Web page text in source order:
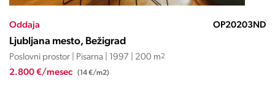
Oddaja OP20203ND
Ljubljana mesto, Bežigrad
Poslovni prostor | Pisarna | 1997 | 200 m2
2.800 €/mesec (14 €/m2)